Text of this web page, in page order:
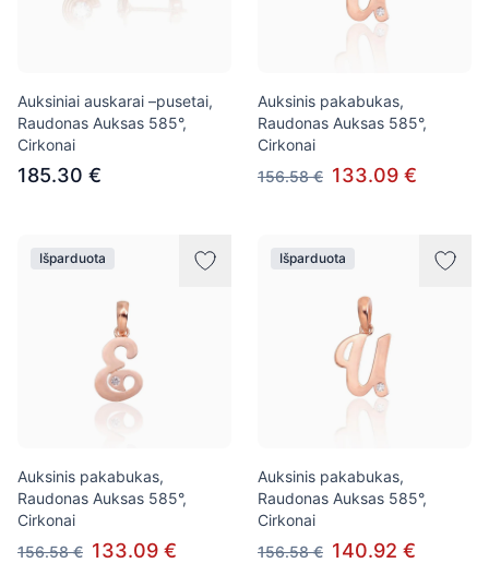
Auksiniai auskarai –pusetai,
Raudonas Auksas 585°,
Cirkonai
185.30 €
Auksinis pakabukas,
Raudonas Auksas 585°,
Cirkonai
156.58 € 133.09 €
Išparduota
Auksinis pakabukas,
Raudonas Auksas 585°,
Cirkonai
156.58 € 133.09 €
Išparduota
Auksinis pakabukas,
Raudonas Auksas 585°,
Cirkonai
156.58 € 140.92 €